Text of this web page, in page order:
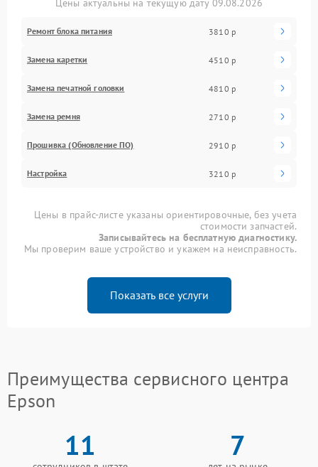
Цены актуальны на текущую дату 09.08.2026
Ремонт блока питания 3810 р
Замена каретки 4510 р
Замена печатной головки 4810 р
Замена ремня 2710 р
Прошивка (Обновление ПО) 2910 р
Настройка 3210 р
Цены в прайс-листе указаны ориентировочные, без учета
стоимости запчастей.
Записывайтесь на бесплатную диагностику.
Мы проверим ваше устройство и укажем на неисправность.
Показать все услуги
Преимущества сервисного центра
Epson
11 7